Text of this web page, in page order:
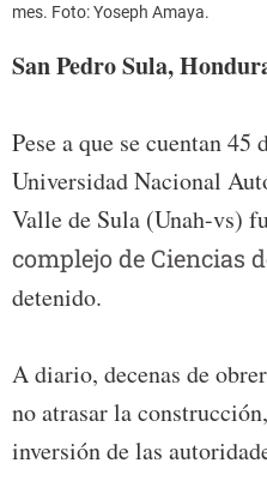
mes. Foto: Yoseph Amaya.
San Pedro Sula,
Pese a que se cuentan 45
Universidad Nacional
Valle de Sula (Unah-vs)
complejo de Ciencias
detenido.
A diario, decenas de
no atrasar la
inversión de las